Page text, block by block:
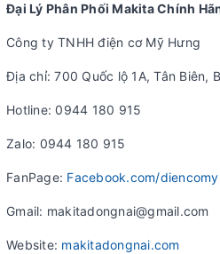
Đại Lý Phân Phối Makita Chính
Công ty TNHH điện cơ Mỹ Hưng
Địa chỉ: 700 Quốc lộ 1A, Tân Biên,
Hotline: 0944 180 915
Zalo: 0944 180 915
FanPage: Facebook.com/
Gmail: makitadongnai@gmail.com
Website: makitadongnai.com